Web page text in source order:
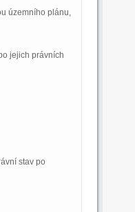
územního plánu,
jejich právních
stav po